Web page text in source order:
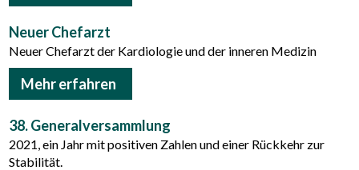
Neuer Chefarzt
Neuer Chefarzt der Kardiologie und der inneren Medizin
Mehr erfahren
38. Generalversammlung
2021, ein Jahr mit positiven Zahlen und einer Rückkehr zur
Stabilität.